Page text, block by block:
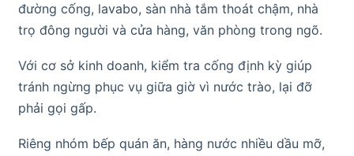
đường cống, lavabo, sàn nhà tắm thoát chậm, nhà
trọ đông người và cửa hàng, văn phòng trong ngõ.
Với cơ sở kinh doanh, kiểm tra cống định kỳ giúp
tránh ngừng phục vụ giữa giờ vì nước trào, lại đỡ
phải gọi gấp.
Riêng nhóm bếp quán ăn, hàng nước nhiều dầu mỡ,